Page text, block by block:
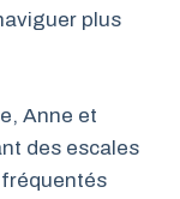
plus
Anne et
des escales